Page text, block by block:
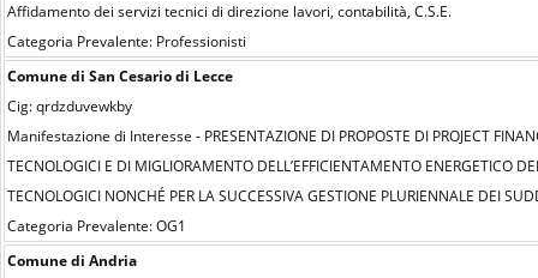
Affidamento dei servizi tecnici di direzione lavori, contabilità, C.S.E.
Categoria Prevalente: Professionisti
Comune di San Cesario di Lecce
Cig: qrdzduvewkby
Manifestazione di Interesse - PRESENTAZIONE DI PROPOSTE DI PROJECT
TECNOLOGICI E DI MIGLIORAMENTO DELL’EFFICIENTAMENTO ENERGETICO
TECNOLOGICI NONCHÉ PER LA SUCCESSIVA GESTIONE PLURIENNALE DEI
Categoria Prevalente: OG1
Comune di Andria